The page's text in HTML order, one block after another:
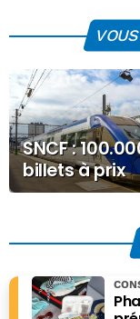
SNCF :
billets à prix
promo pour